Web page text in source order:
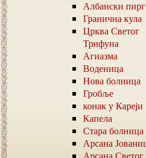
Албански пирг
Гранична кула
Црква Светог
Трифуна
Агиазма
Воденица
Нова болница
Гробље
конак у Кареји
Капела
Стара болница
Арсана
Арсана Светог